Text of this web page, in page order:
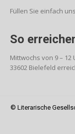
Füllen Sie einfach
So
Mittwochs von 9 –
33602 Bielefeld
© Literarische